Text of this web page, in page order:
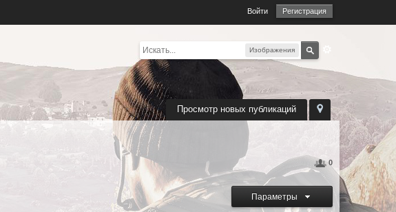
Войти Регистрация
Изображения
Просмотр новых публикаций
0
Параметры